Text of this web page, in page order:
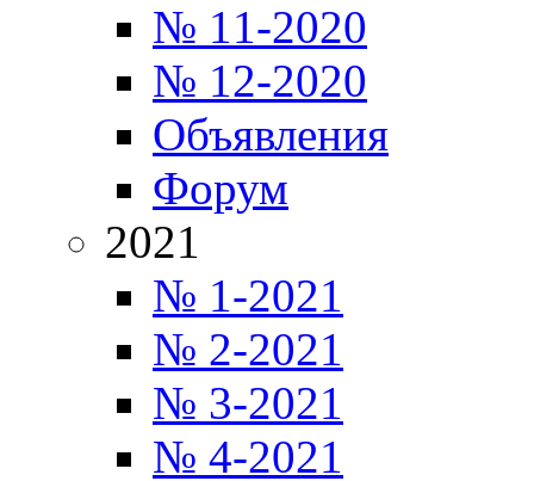
№ 11-2020
№ 12-2020
Объявления
Форум
2021
№ 1-2021
№ 2-2021
№ 3-2021
№ 4-2021